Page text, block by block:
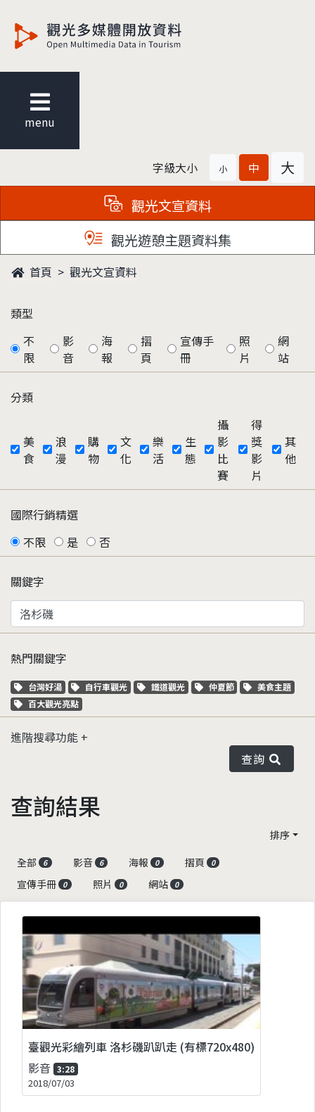
menu
字級大小 小 中 大
觀光文宣資料
觀光遊憩主題資料集
首頁 觀光文宣資料
類型
不
限
影
音
海
報
摺
頁
宣傳手
冊
照
片
網
站
分類
美
食
浪
漫
購
物
文
化
樂
活
生
態
攝
影
比
賽
得
獎
影
片
其
他
國際行銷精選
不限
是 否
關鍵字
熱門關鍵字
關鍵字標籤
台灣好湯 關鍵字標籤
自行車觀光 關鍵字標籤
鐵道觀光 關鍵字標籤
仲夏節 關鍵字標籤
美食主題
關鍵字標籤
百大觀光亮點
進階搜尋功能
查詢
查詢結果
排序
全部
6 影音 6 海報 0 摺頁 0
宣傳手冊 0 照片 0 網站 0
臺觀光彩繪列車 洛杉磯趴趴走 (有標720x480)
影音 3:28
2018/07/03